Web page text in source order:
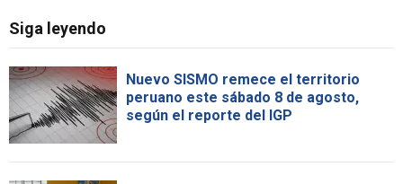
Siga leyendo
Nuevo SISMO remece el territorio
peruano este sábado 8 de agosto,
según el reporte del IGP